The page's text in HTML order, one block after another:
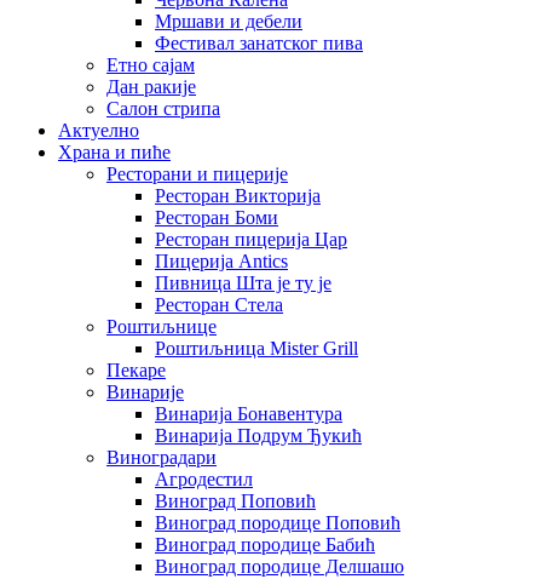
Мршави и дебели
Фестивал занатског пива
Етно сајам
Дан ракије
Салон стрипа
Актуелно
Храна и пиће
Ресторани и пицерије
Ресторан Викторија
Ресторан Боми
Ресторан пицерија Цар
Пицерија Аntics
Пивница Шта је ту је
Ресторан Стела
Роштиљнице
Роштиљница Mister Grill
Пекаре
Винарије
Винарија Бонавентура
Винарија Подрум Ђукић
Виноградари
Агродестил
Виноград Поповић
Виноград породице Поповић
Виноград породице Бабић
Виноград породице Делшашо